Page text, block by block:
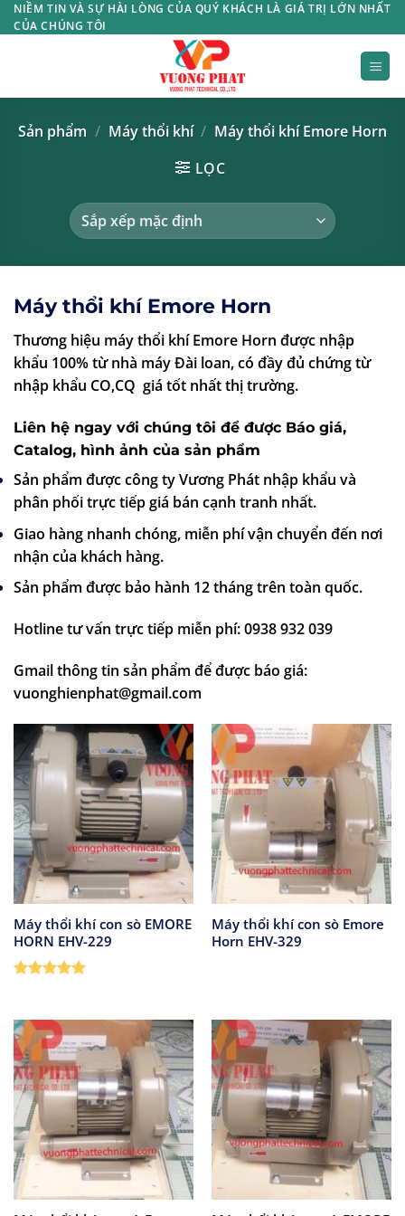
Bỏ
qua
NIỀM TIN VÀ SỰ HÀI LÒNG CỦA QUÝ KHÁCH LÀ GIÁ TRỊ LỚN NHẤT
CỦA CHÚNG TÔI
Sản phẩm / Máy thổi khí / Máy thổi khí Emore Horn
LỌC
Máy thổi khí Emore Horn
Thương hiệu máy thổi khí Emore Horn được nhập
khẩu 100% từ nhà máy Đài loan, có đầy đủ chứng từ
nhập khẩu CO,CQ giá tốt nhất thị trường.
Liên hệ ngay với chúng tôi để được Báo giá,
Catalog, hình ảnh của sản phẩm
Sản phẩm được công ty Vương Phát nhập khẩu và
phân phối trực tiếp giá bán cạnh tranh nhất.
Giao hàng nhanh chóng, miễn phí vận chuyển đến nơi
nhận của khách hàng.
Sản phẩm được bảo hành 12 tháng trên toàn quốc.
Hotline tư vấn trực tiếp miễn phí: 0938 932 039
Gmail thông tin sản phẩm để được báo giá:
vuonghienphat@gmail.com
Máy thổi khí con sò EMORE
HORN EHV-229
sao
Máy thổi khí con sò Emore
Horn EHV-329